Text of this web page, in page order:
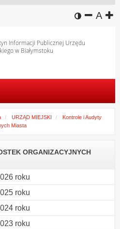
wersja
A
Informacji Publicznej Urzędu
w Białymstoku
URZĄD MIEJSKI
Kontrole i Audyty
Miasta
ORGANIZACYJNYCH
roku
roku
roku
roku